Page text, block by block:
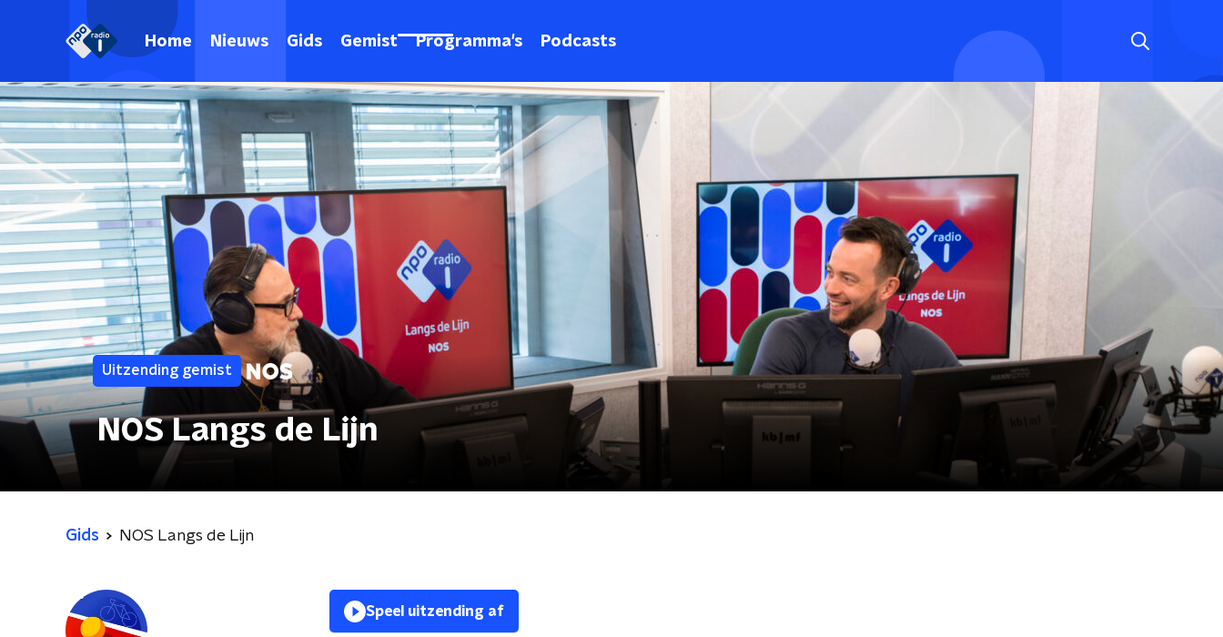
Home Nieuws Gids Gemist Programma's Podcasts
Uitzending gemist
NOS Langs de Lijn
Gids NOS Langs de Lijn
Speel uitzending af